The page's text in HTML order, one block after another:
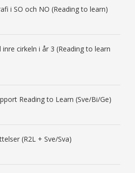
i SO och NO (Reading to learn)
cirkeln i år 3 (Reading to learn
Reading to Learn (Sve/Bi/Ge)
(R2L + Sve/Sva)